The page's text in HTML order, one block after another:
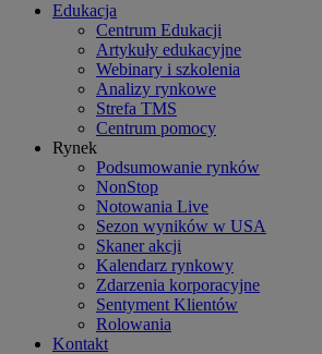
Edukacja
Centrum Edukacji
Artykuły edukacyjne
Webinary i szkolenia
Analizy rynkowe
Strefa TMS
Centrum pomocy
Rynek
Podsumowanie rynków
NonStop
Notowania Live
Sezon wyników w USA
Skaner akcji
Kalendarz rynkowy
Zdarzenia korporacyjne
Sentyment Klientów
Rolowania
Kontakt